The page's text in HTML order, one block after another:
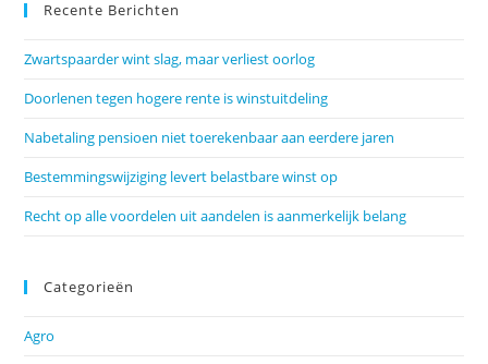
Recente Berichten
Zwartspaarder wint slag, maar verliest oorlog
Doorlenen tegen hogere rente is winstuitdeling
Nabetaling pensioen niet toerekenbaar aan eerdere jaren
Bestemmingswijziging levert belastbare winst op
Recht op alle voordelen uit aandelen is aanmerkelijk belang
Categorieën
Agro